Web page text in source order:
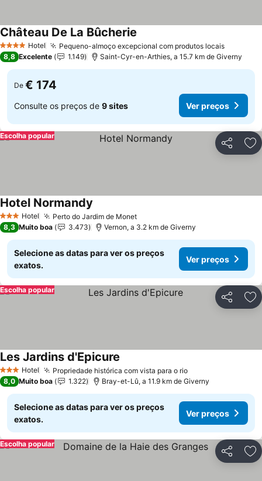
4 EstrelasHotel Pequeno-almoço excepcional com produtos locais
Château De La Bûcherie
8,8 Excelente 1.149 Saint-Cyr-en-Arthies, a 15.7 km de Giverny
De € 174
Consulte os preços de 9 sites Ver preços
Partilhar
Escolha popular
3 EstrelasHotel Perto do Jardim de Monet
Hotel Normandy
8,3 Muito boa 3.473 Vernon, a 3.2 km de Giverny
Selecione as datas para ver os preços
exatos.
Ver preços
Partilhar
Escolha popular
3 EstrelasHotel Propriedade histórica com vista para o rio
Les Jardins d'Epicure
8,0 Muito boa 1.322 Bray-et-Lû, a 11.9 km de Giverny
Selecione as datas para ver os preços
exatos.
Ver preços
Partilhar
Escolha popular